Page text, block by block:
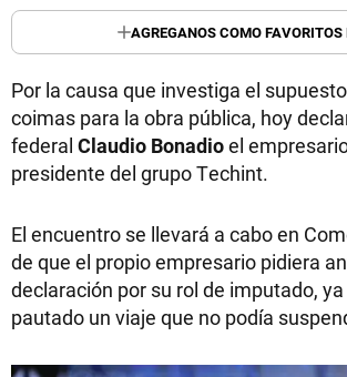
AGREGANOS COMO FAVORITOS
Por la causa que investiga el
coimas para la obra pública, hoy
federal Claudio Bonadioel
presidente del grupo Techint.
El encuentro se llevará a cabo en
de que el propio empresario pidiera
declaración por su rol de imputado,
pautado un viaje que no podía